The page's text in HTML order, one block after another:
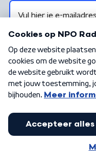
Algemene voorwaarden